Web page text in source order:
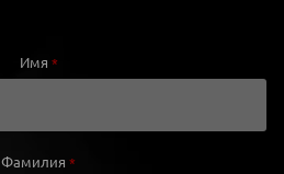
Имя *
Фамилия *